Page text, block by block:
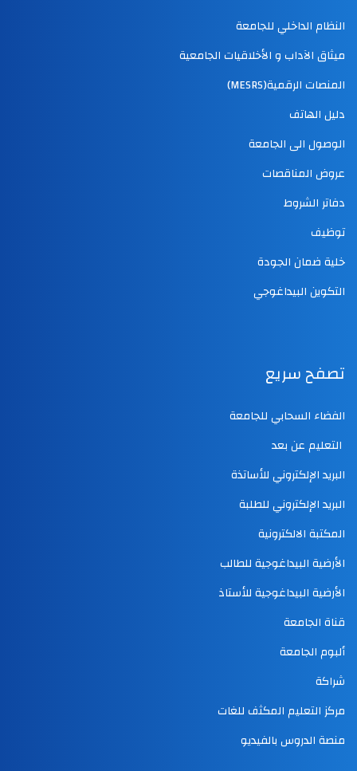
النظام الداخلي للجامعة
ميثاق الآداب و الأخلاقيات الجامعية
المنصات الرقمية(MESRS)
دليل الهاتف
الوصول الى الجامعة
عروض المناقصات
دفاتر الشروط
توظيف
خلية ضمان الجودة
التكوين البيداغوجي
تصفح سريع
الفضاء السحابي للجامعة
التعليم عن بعد
البريد الإلكتروني للأساتذة
البريد الإلكتروني للطلبة
المكتبة الالكترونية
الأرضية البيداغوجية للطالب
الأرضية البيداغوجية للأستاذ
قناة الجامعة
ألبوم الجامعة
شراكة
مركز التعليم المكثف للغات
منصة الدروس بالفيديو